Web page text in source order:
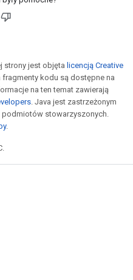
strony jest objęta licencją Creative
fragmenty kodu są dostępne na
na ten temat zawierają
. Java jest zastrzeżonym
podmiotów stowarzyszonych.
.